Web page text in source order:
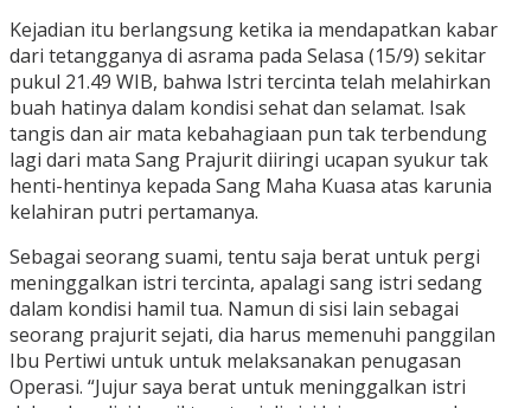
Kejadian itu berlangsung ketika ia mendapatkan kabar
dari tetangganya di asrama pada Selasa (15/9) sekitar
pukul 21.49 WIB, bahwa Istri tercinta telah melahirkan
buah hatinya dalam kondisi sehat dan selamat. Isak
tangis dan air mata kebahagiaan pun tak terbendung
lagi dari mata Sang Prajurit diiringi ucapan syukur tak
henti-hentinya kepada Sang Maha Kuasa atas karunia
kelahiran putri pertamanya.
Sebagai seorang suami, tentu saja berat untuk pergi
meninggalkan istri tercinta, apalagi sang istri sedang
dalam kondisi hamil tua. Namun di sisi lain sebagai
seorang prajurit sejati, dia harus memenuhi panggilan
Ibu Pertiwi untuk untuk melaksanakan penugasan
Operasi. “Jujur saya berat untuk meninggalkan istri